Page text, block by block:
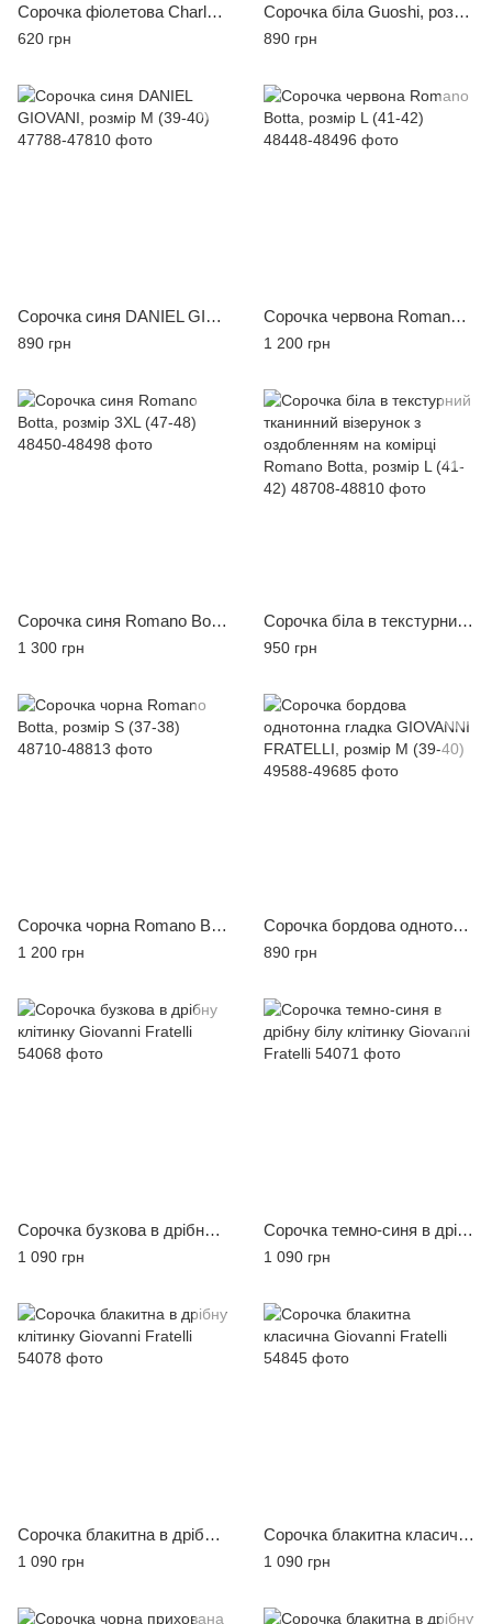
Сорочка фіолетова Charlz Spanser, розмір M (39-40)
620 грн
Сорочка біла Guoshi, розмір XL (43-44)
890 грн
Сорочка синя DANIEL GIOVANI, розмір M (39-40)
890 грн
Сорочка червона Romano Botta, розмір L (41-42)
1 200 грн
Сорочка синя Romano Botta, розмір 3XL (47-48)
1 300 грн
Сорочка біла в текстурний тканинний візерунок з оздобленням на комірці Romano Botta, розмір L (41-42)
950 грн
Сорочка чорна Romano Botta, розмір S (37-38)
1 200 грн
Сорочка бордова однотонна гладка GIOVANNI FRATELLI, розмір M (39-40)
890 грн
Сорочка бузкова в дрібну клітинку Giovanni Fratelli
1 090 грн
Сорочка темно-синя в дрібну білу клітинку Giovanni Fratelli
1 090 грн
Сорочка блакитна в дрібну клітинку Giovanni Fratelli
1 090 грн
Сорочка блакитна класична Giovanni Fratelli
1 090 грн